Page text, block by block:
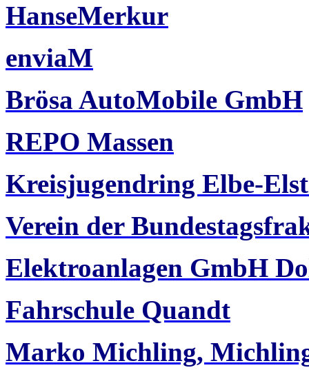
HanseMerkur
enviaM
Brösa AutoMobile GmbH
REPO Massen
Kreisjugendring Elbe-
Verein der
Elektroanlagen GmbH
Fahrschule Quandt
Marko Michling,